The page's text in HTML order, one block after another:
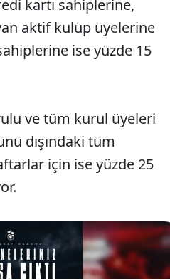
kartı sahiplerine,
aktif kulüp üyelerine
ise yüzde 15
ve tüm kurul üyeleri
dışındaki tüm
için ise yüzde 25